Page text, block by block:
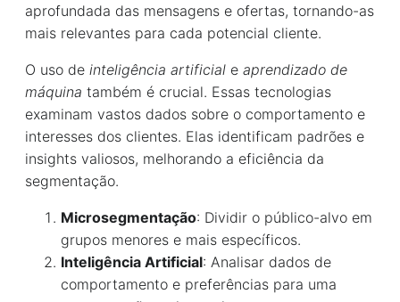
aprofundada das mensagens e ofertas, tornando-as
mais relevantes para cada potencial cliente.
O uso de inteligência artificial e aprendizado de
máquina também é crucial. Essas tecnologias
examinam vastos dados sobre o comportamento e
interesses dos clientes. Elas identificam padrões e
insights valiosos, melhorando a eficiência da
segmentação.
Microsegmentação: Dividir o público-alvo em
grupos menores e mais específicos.
Inteligência Artificial: Analisar dados de
comportamento e preferências para uma